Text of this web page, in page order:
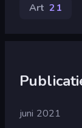
Art 21
juni 2021